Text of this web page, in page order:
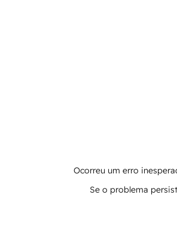
Ocorreu um erro
Se o problema